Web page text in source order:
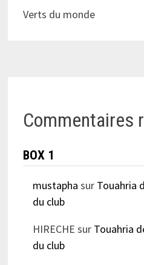
Verts du monde
Commentaires
BOX 1
mustapha sur Touahria
du club
HIRECHE sur Touahria
du club